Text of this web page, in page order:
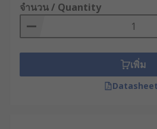
จำนวน / Quantity
เพิ่ม